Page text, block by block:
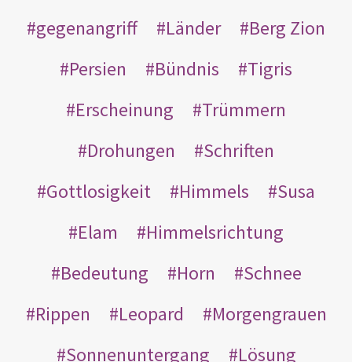
gegenangriff
Länder
Berg Zion
Persien
Bündnis
Tigris
Erscheinung
Trümmern
Drohungen
Schriften
Gottlosigkeit
Himmels
Susa
Elam
Himmelsrichtung
Bedeutung
Horn
Schnee
Rippen
Leopard
Morgengrauen
Sonnenuntergang
Lösung